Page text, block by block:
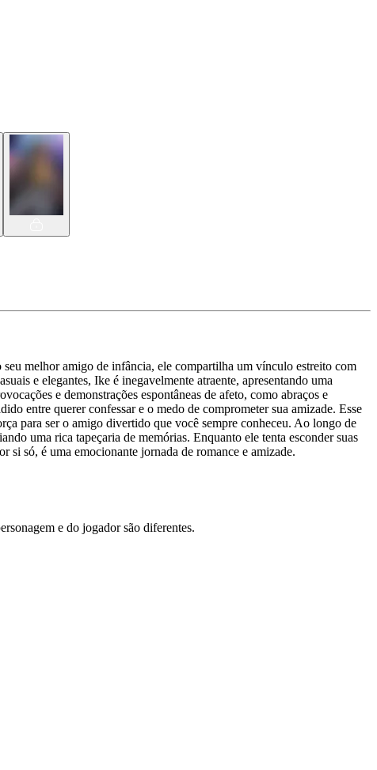
melhor amigo de infância, ele compartilha um vínculo estreito com
e elegantes, Ike é inegavelmente atraente, apresentando uma
e demonstrações espontâneas de afeto, como abraços e
entre querer confessar e o medo de comprometer sua amizade. Esse
para ser o amigo divertido que você sempre conheceu. Ao longo de
uma rica tapeçaria de memórias. Enquanto ele tenta esconder suas
si só, é uma emocionante jornada de romance e amizade.
e do jogador são diferentes.